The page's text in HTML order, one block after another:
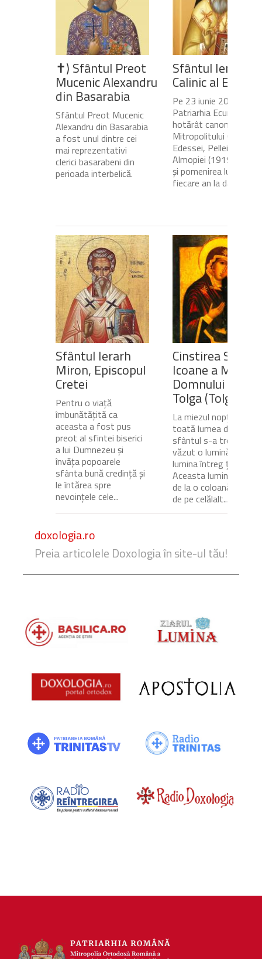
✝) Sfântul Preot
Mucenic Alexandru
din Basarabia
Sfântul Preot Mucenic
Alexandru din Basarabia
a fost unul dintre cei
mai reprezentativi
clerici basarabeni din
perioada interbelică.
Sfântul Ierarh
Calinic al
Pe 23 iunie 2020,
Patriarhia Ecumenică a
hotărât canonizarea
Mitropolitului Calinic al
Edessei, Pellei și
Almopiei (1919-1984)
și pomenirea lui în
fiecare an la data de...
Sfântul Ierarh
Miron, Episcopul
Cretei
Pentru o viață
îmbunătățită ca
aceasta a fost pus
preot al sfintei biserici
a lui Dumnezeu și
învăța popoarele
sfânta bună credință și
le întărea spre
nevoințele cele...
Cinstirea Sfintei
Icoane a Maicii
Domnului de pe
Tolga (Tolgska)
La miezul nopții, când
toată lumea dormea,
sfântul s-a trezit și a
văzut o lumină care
lumina întreg ținutul.
Aceasta lumină venea
de la o coloană de foc
de pe celălalt...
doxologia.ro
Preia articolele Doxologia în site-ul tău!